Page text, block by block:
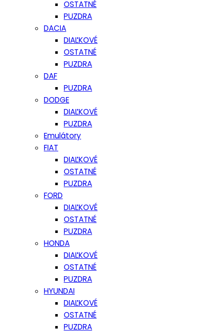
OSTATNÉ
PUZDRA
DACIA
DIAĽKOVÉ
OSTATNÉ
PUZDRA
DAF
PUZDRA
DODGE
DIAĽKOVÉ
PUZDRA
Emulátory
FIAT
DIAĽKOVÉ
OSTATNÉ
PUZDRA
FORD
DIAĽKOVÉ
OSTATNÉ
PUZDRA
HONDA
DIAĽKOVÉ
OSTATNÉ
PUZDRA
HYUNDAI
DIAĽKOVÉ
OSTATNÉ
PUZDRA